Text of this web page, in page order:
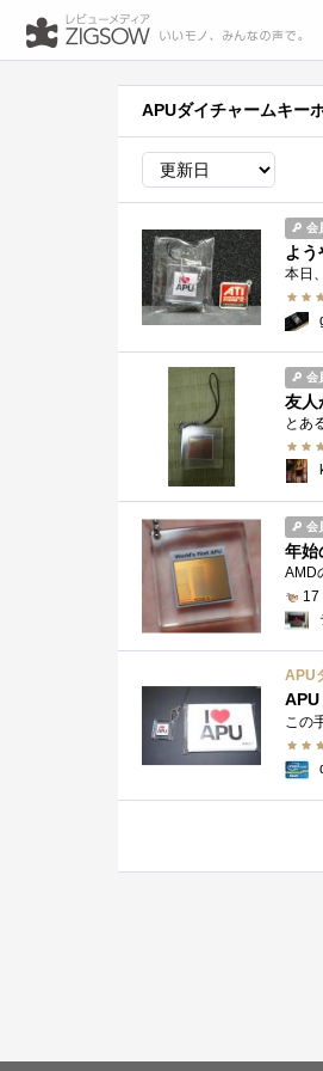
APUダイチャームキー
会
よ
会
友人
とあ
会
年始
17
APU
APU